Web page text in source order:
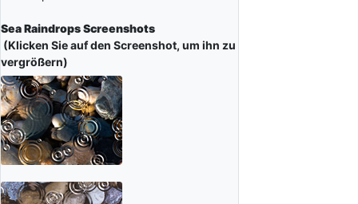
Sea Raindrops Screenshots
(Klicken Sie auf den Screenshot, um ihn zu
vergrößern)